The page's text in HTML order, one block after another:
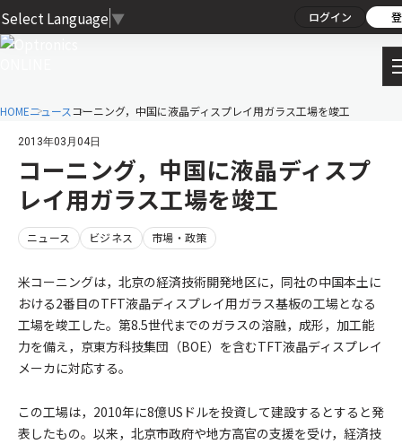
Select Language ▼ ログイン
HOMEニュースコーニング，中国に液晶ディスプレイ用ガラス工場を竣工
2013年03月04日
コーニング，中国に液晶ディスプ
レイ用ガラス工場を竣工
ニュース ビジネス 市場・政策
米コーニングは，北京の経済技術開発地区に，同社の中国本土に
おける2番目のTFT液晶ディスプレイ用ガラス基板の工場となる
工場を竣工した。第8.5世代までのガラスの溶融，成形，加工能
力を備え，京東方科技集団（BOE）を含むTFT液晶ディスプレイ
メーカに対応する。
この工場は，2010年に8億USドルを投資して建設するとすると発
表したもの。以来，北京市政府や地方高官の支援を受け，経済技